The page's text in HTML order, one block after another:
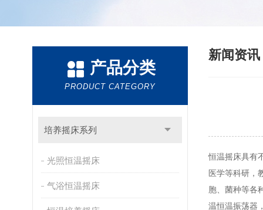
产品分类
PRODUCT CATEGORY
培养摇床系列
光照恒温摇床
气浴恒温摇床
新闻资讯
恒温摇床具有
医学等科研，
胞、菌种等各
温恒温振荡器